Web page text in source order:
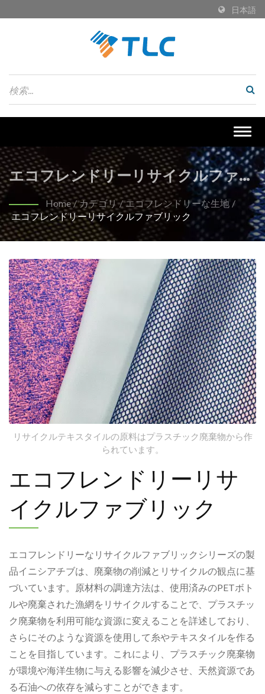
日本語
エコフレンドリーリサイクルファブ
リック | 持続可能なテキスタイルの
ためのエコフレンドリーなリサイク
ルPETファブリック | Tiong Liong /
TLC
Home / カテゴリ / エコフレンドリーな生地 /
エコフレンドリーリサイクルファブリック
リサイクルテキスタイルの原料はプラスチック廃棄物から作
られています。
エコフレンドリーリサ
イクルファブリック
エコフレンドリーなリサイクルファブリックシリーズの製
品イニシアチブは、廃棄物の削減とリサイクルの観点に基
づいています。原材料の調達方法は、使用済みのPETボト
ルや廃棄された漁網をリサイクルすることで、プラスチッ
ク廃棄物を利用可能な資源に変えることを詳述しており、
さらにそのような資源を使用して糸やテキスタイルを作る
ことを目指しています。これにより、プラスチック廃棄物
が環境や海洋生物に与える影響を減少させ、天然資源であ
る石油への依存を減らすことができます。